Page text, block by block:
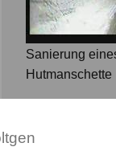
Sanierung
Hutmanschette